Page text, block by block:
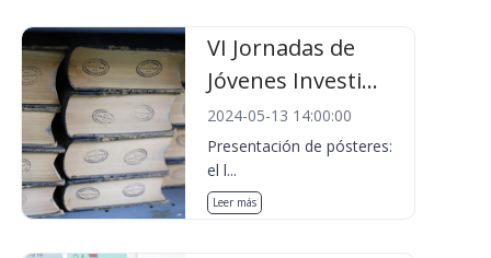
VI Jornadas de
Jóvenes Investi...
2024-05-13 14:00:00
Presentación de pósteres:
el l...
Leer más